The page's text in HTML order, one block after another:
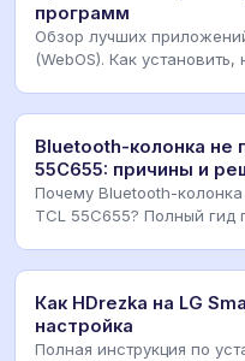
программ
Обзор лучших
(WebOS). Как
Bluetooth-колонка не
55C655: причины и
Почему Bluetooth-
TCL 55C655? Полный
Как HDrezka на LG
настройка
Полная инструкция по